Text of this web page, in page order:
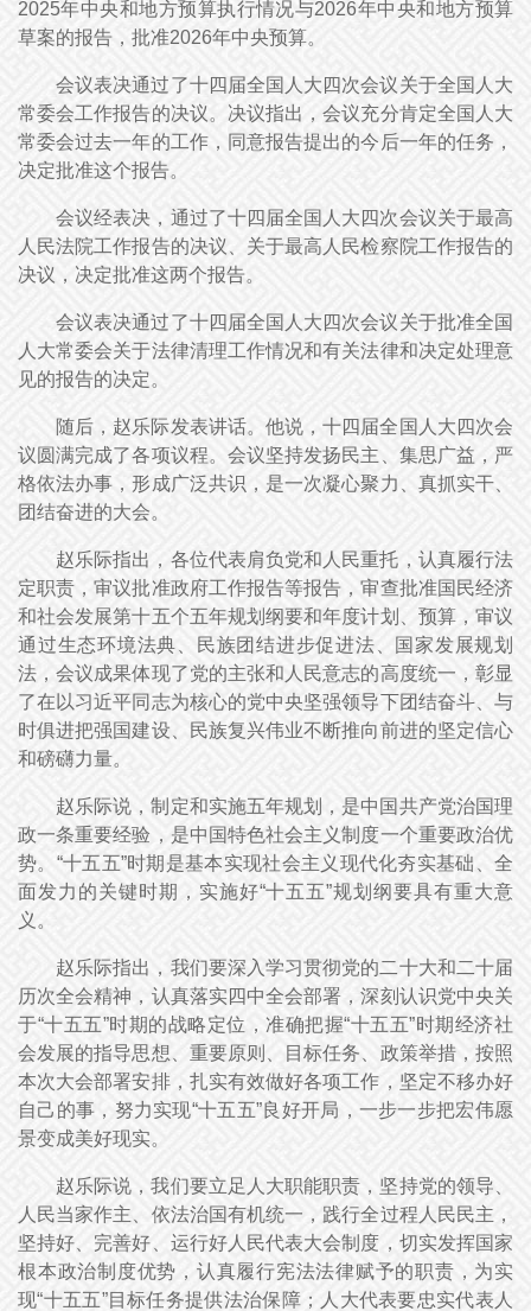
2025年中央和地方预算执行情况与2026年中央和地方预算
草案的报告，批准2026年中央预算。
会议表决通过了十四届全国人大四次会议关于全国人大
常委会工作报告的决议。决议指出，会议充分肯定全国人大
常委会过去一年的工作，同意报告提出的今后一年的任务，
决定批准这个报告。
会议经表决，通过了十四届全国人大四次会议关于最高
人民法院工作报告的决议、关于最高人民检察院工作报告的
决议，决定批准这两个报告。
会议表决通过了十四届全国人大四次会议关于批准全国
人大常委会关于法律清理工作情况和有关法律和决定处理意
见的报告的决定。
随后，赵乐际发表讲话。他说，十四届全国人大四次会
议圆满完成了各项议程。会议坚持发扬民主、集思广益，严
格依法办事，形成广泛共识，是一次凝心聚力、真抓实干、
团结奋进的大会。
赵乐际指出，各位代表肩负党和人民重托，认真履行法
定职责，审议批准政府工作报告等报告，审查批准国民经济
和社会发展第十五个五年规划纲要和年度计划、预算，审议
通过生态环境法典、民族团结进步促进法、国家发展规划
法，会议成果体现了党的主张和人民意志的高度统一，彰显
了在以习近平同志为核心的党中央坚强领导下团结奋斗、与
时俱进把强国建设、民族复兴伟业不断推向前进的坚定信心
和磅礴力量。
赵乐际说，制定和实施五年规划，是中国共产党治国理
政一条重要经验，是中国特色社会主义制度一个重要政治优
势。“十五五”时期是基本实现社会主义现代化夯实基础、全
面发力的关键时期，实施好“十五五”规划纲要具有重大意
义。
赵乐际指出，我们要深入学习贯彻党的二十大和二十届
历次全会精神，认真落实四中全会部署，深刻认识党中央关
于“十五五”时期的战略定位，准确把握“十五五”时期经济社
会发展的指导思想、重要原则、目标任务、政策举措，按照
本次大会部署安排，扎实有效做好各项工作，坚定不移办好
自己的事，努力实现“十五五”良好开局，一步一步把宏伟愿
景变成美好现实。
赵乐际说，我们要立足人大职能职责，坚持党的领导、
人民当家作主、依法治国有机统一，践行全过程人民民主，
坚持好、完善好、运行好人民代表大会制度，切实发挥国家
根本政治制度优势，认真履行宪法法律赋予的职责，为实
现“十五五”目标任务提供法治保障；人大代表要忠实代表人